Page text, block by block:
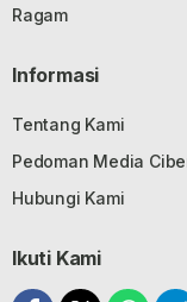
Ragam
Informasi
Tentang Kami
Pedoman Media
Hubungi Kami
Ikuti Kami